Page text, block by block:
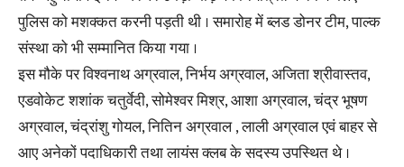
पुलिस को मशक्कत करनी पड़ती थी । समारोह में ब्लड डोनर टीम, पाल्क
संस्था को भी सम्मानित किया गया ।
इस मौके पर विश्वनाथ अग्रवाल, निर्भय अग्रवाल, अजिता श्रीवास्तव,
एडवोकेट शशांक चतुर्वेदी, सोमेश्वर मिश्र, आशा अग्रवाल, चंद्र भूषण
अग्रवाल, चंद्रांशु गोयल, नितिन अग्रवाल , लाली अग्रवाल एवं बाहर से
आए अनेकों पदाधिकारी तथा लायंस क्लब के सदस्य उपस्थित थे ।